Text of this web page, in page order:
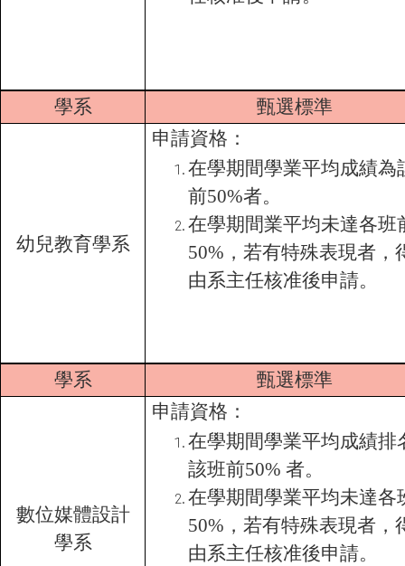
學系 甄選標準
幼兒教育學系
申請資格：
在學期間學業平均成績為
前50%者。
在學期間業平均未達各班
50%，若有特殊表現者，
由系主任核准後申請。
學系 甄選標準
數位媒體設計
學系
申請資格：
在學期間學業平均成績排
該班前50% 者。
在學期間學業平均未達各
50%，若有特殊表現者，
由系主任核准後申請。